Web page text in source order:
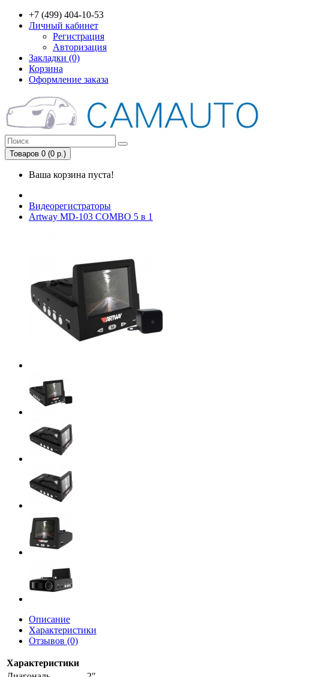
+7 (499) 404-10-53
Личный кабинет
Регистрация
Авторизация
Закладки (0)
Корзина
Оформление заказа
Товаров 0 (0 р.)
Ваша корзина пуста!
Видеорегистраторы
Artway MD-103 COMBO 5 в 1
Описание
Характеристики
Отзывов (0)
Характеристики